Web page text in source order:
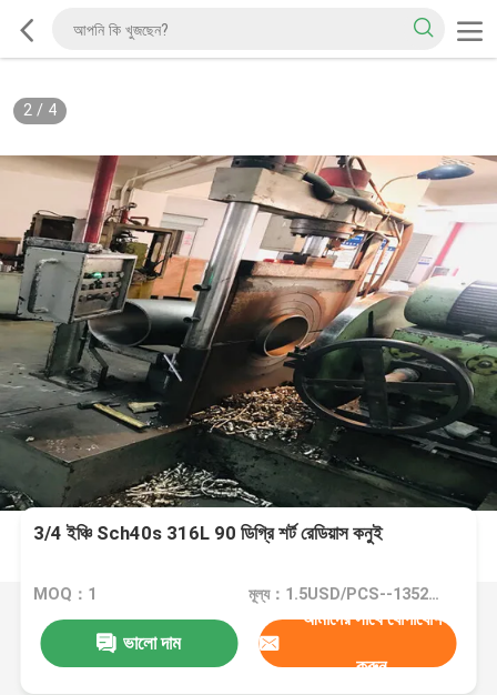
2/ 4
3/4 ইঞ্চি Sch40s 316L 90 ডিগ্রি শর্ট রেডিয়াস কনুই
MOQ：1 মূল্য：1.5USD/PCS--13528/PCS
ভালো দাম
আমাদের সাথে যোগাযোগ
করুন